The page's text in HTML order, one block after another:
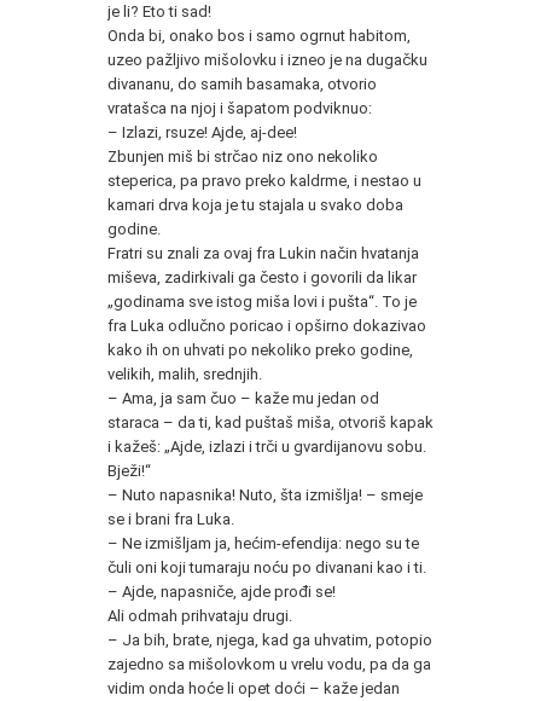
je li? Eto ti sad!
Onda bi, onako bos i samo ogrnut habitom,
uzeo pažljivo mišolovku i izneo je na dugačku
divananu, do samih basamaka, otvorio
vratašca na njoj i šapatom podviknuo:
– Izlazi, rsuze! Ajde, aj-dee!
Zbunjen miš bi strčao niz ono nekoliko
steperica, pa pravo preko kaldrme, i nestao u
kamari drva koja je tu stajala u svako doba
godine.
Fratri su znali za ovaj fra Lukin način hvatanja
miševa, zadirkivali ga često i govorili da likar
„godinama sve istog miša lovi i pušta“. To je
fra Luka odlučno poricao i opširno dokazivao
kako ih on uhvati po nekoliko preko godine,
velikih, malih, srednjih.
– Ama, ja sam čuo – kaže mu jedan od
staraca – da ti, kad puštaš miša, otvoriš kapak
i kažeš: „Ajde, izlazi i trči u gvardijanovu sobu.
Bježi!“
– Nuto napasnika! Nuto, šta izmišlja! – smeje
se i brani fra Luka.
– Ne izmišljam ja, hećim-efendija: nego su te
čuli oni koji tumaraju noću po divanani kao i ti.
– Ajde, napasniče, ajde prođi se!
Ali odmah prihvataju drugi.
– Ja bih, brate, njega, kad ga uhvatim, potopio
zajedno sa mišolovkom u vrelu vodu, pa da ga
vidim onda hoće li opet doći – kaže jedan